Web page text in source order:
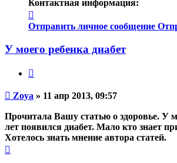
Контактная информация:
информация
пользователя
Отправить личное сообщение
У моего ребенка диабет
Непрочитанное
сообщение
Zoya » 11 апр 2013, 09:57
Прочитала Вашу статью о здоровье. У
лет появился диабет. Мало кто знает
Хотелось знать мнение автора статей.